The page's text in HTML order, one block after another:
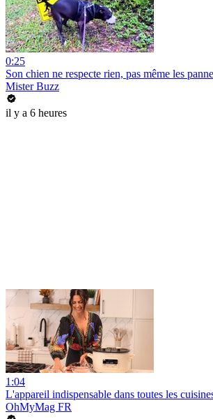
0:25
Son chien ne respecte rien, pas même les
Mister Buzz
il y a 6 heures
1:04
L'appareil indispensable dans toutes les
OhMyMag FR